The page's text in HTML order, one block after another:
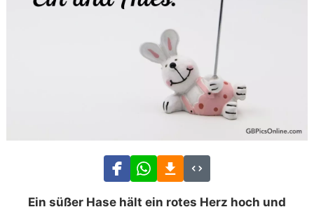
Ein süßer Hase hält ein rotes Herz hoch und